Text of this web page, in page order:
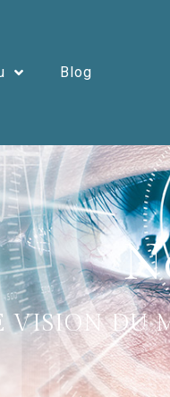
Blog
VISION DU